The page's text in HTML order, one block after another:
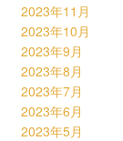
2023年11月
2023年10月
2023年9月
2023年8月
2023年7月
2023年6月
2023年5月